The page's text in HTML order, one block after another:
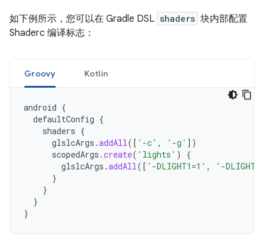
如下例所示，您可以在 Gradle DSL shaders 块内部配置
Shaderc 编译标志：
Groovy Kotlin
android {
defaultConfig {
shaders {
glslcArgs .addAll([ '-c' , '-g' ])
scopedArgs .create( 'lights' )
{
glslcArgs .addAll([ '-DLIGHT1=1' ,
'-
}
}
}
}